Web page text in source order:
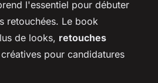
l'essentiel pour débuter
retouchées. Le book
de looks, retouches
pour candidatures